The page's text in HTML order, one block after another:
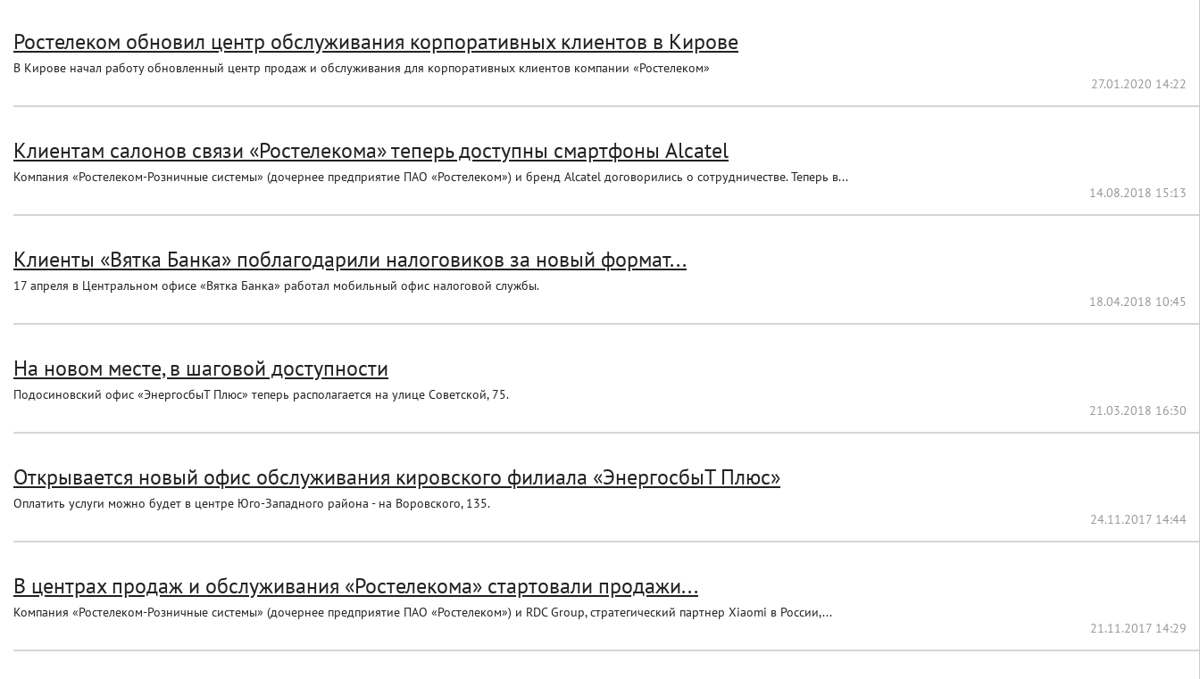
Ростелеком обновил центр обслуживания корпоративных клиентов в Кирове
В Кирове начал работу обновленный центр продаж и обслуживания для корпоративных клиентов компании «Ростелеком»
27.01.2020 14:22
Клиентам салонов связи «Ростелекома» теперь доступны смартфоны Alcatel
Компания «Ростелеком-Розничные системы» (дочернее предприятие ПАО «Ростелеком») и бренд Alcatel договорились о сотрудничестве. Теперь в...
14.08.2018 15:13
Клиенты «Вятка Банка» поблагодарили налоговиков за новый формат...
17 апреля в Центральном офисе «Вятка Банка» работал мобильный офис налоговой службы.
18.04.2018 10:45
На новом месте, в шаговой доступности
Подосиновский офис «ЭнергосбыТ Плюс» теперь располагается на улице Советской, 75.
21.03.2018 16:30
Открывается новый офис обслуживания кировского филиала «ЭнергосбыТ Плюс»
Оплатить услуги можно будет в центре Юго-Западного района - на Воровского, 135.
24.11.2017 14:44
В центрах продаж и обслуживания «Ростелекома» стартовали продажи...
Компания «Ростелеком-Розничные системы» (дочернее предприятие ПАО «Ростелеком») и RDC Group, стратегический партнер Xiaomi в России,...
21.11.2017 14:29